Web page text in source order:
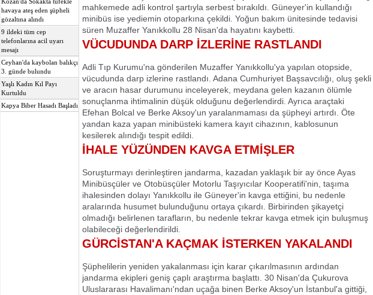
Kozan'da Sokakta tüfekle
havaya ateş eden şüpheli
gözaltına alındı
9 ildeki tüm cep
telefonlarına acil uyarı
mesajı
Ceyhan'da kaybolan balıkçı
3. günde bulundu
Yaşlı Kadın Kıl Payı
Kurtuldu
Kapya Biber Hasadı Başladı
mahkemede adli kontrol şartıyla serbest bırakıldı. Güneyer'in kullandığı
minibüs ise yediemin otoparkına çekildi. Yoğun bakım ünitesinde tedavisi
süren Muzaffer Yanıkkollu 28 Nisan'da hayatını kaybetti.
VÜCUDUNDA DARP İZLERİNE RASTLANDI
Adli Tıp Kurumu'na gönderilen Muzaffer Yanıkkollu'ya yapılan otopside,
vücudunda darp izlerine rastlandı. Adana Cumhuriyet Başsavcılığı, oluş şekli
ve aracın hasar durumunu inceleyerek, meydana gelen kazanın ölümle
sonuçlanma ihtimalinin düşük olduğunu değerlendirdi. Ayrıca araçtaki
Efehan Bolcal ve Berke Aksoy'un yaralanmaması da şüpheyi artırdı. Öte
yandan kaza yapan minibüsteki kamera kayıt cihazının, kablosunun
kesilerek alındığı tespit edildi.
İHALE YÜZÜNDEN KAVGA ETMİŞLER
Soruşturmayı derinleştiren jandarma, kazadan yaklaşık bir ay önce Ayas
Minibüsçüler ve Otobüsçüler Motorlu Taşıyıcılar Kooperatifi'nin, taşıma
ihalesinden dolayı Yanıkkollu ile Güneyer'in kavga ettiğini, bu nedenle
aralarında husumet bulunduğunu ortaya çıkardı. Birbirinden şikayetçi
olmadığı belirlenen tarafların, bu nedenle tekrar kavga etmek için buluşmuş
olabileceği değerlendirildi.
GÜRCİSTAN'A KAÇMAK İSTERKEN YAKALANDI
Şüphelilerin yeniden yakalanması için karar çıkarılmasının ardından
jandarma ekipleri geniş çaplı araştırma başlattı. 30 Nisan'da Çukurova
Uluslararası Havalimanı'ndan uçağa binen Berke Aksoy'un İstanbul'a gittiği,